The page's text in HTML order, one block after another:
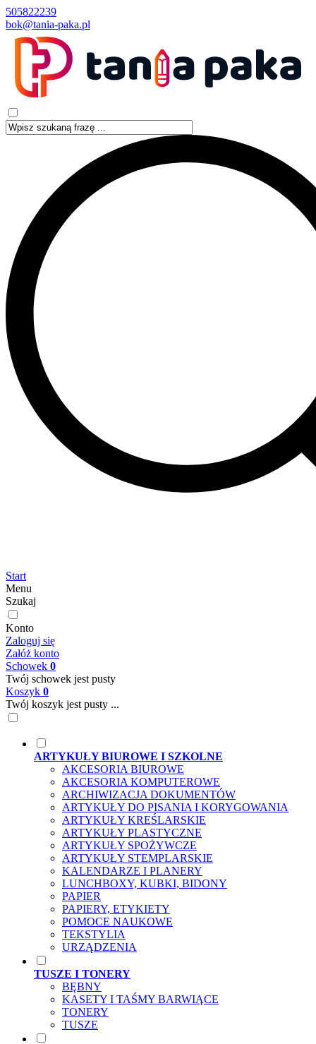
505822239
bok@tania-paka.pl
Start
Menu
Szukaj
Konto
Zaloguj się
Załóż konto
Schowek 0
Twój schowek jest pusty
Koszyk 0
Twój koszyk jest pusty ...
ARTYKUŁY BIUROWE I SZKOLNE
AKCESORIA BIUROWE
AKCESORIA KOMPUTEROWE
ARCHIWIZACJA DOKUMENTÓW
ARTYKUŁY DO PISANIA I KORYGOWANIA
ARTYKUŁY KREŚLARSKIE
ARTYKUŁY PLASTYCZNE
ARTYKUŁY SPOŻYWCZE
ARTYKUŁY STEMPLARSKIE
KALENDARZE I PLANERY
LUNCHBOXY, KUBKI, BIDONY
PAPIER
PAPIERY, ETYKIETY
POMOCE NAUKOWE
TEKSTYLIA
URZĄDZENIA
TUSZE I TONERY
BĘBNY
KASETY I TAŚMY BARWIĄCE
TONERY
TUSZE